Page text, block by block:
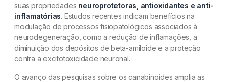
suas propriedades neuroprotetoras, antioxidantes e anti-
inflamatórias. Estudos recentes indicam benefícios na
modulação de processos fisiopatológicos associados à
neurodegeneração, como a redução de inflamações, a
diminuição dos depósitos de beta-amiloide e a proteção
contra a excitotoxicidade neuronal.
O avanço das pesquisas sobre os canabinoides amplia as